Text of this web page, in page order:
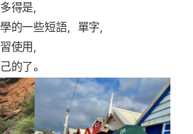
得是，
的一些短語，單字，
使用，
的了。